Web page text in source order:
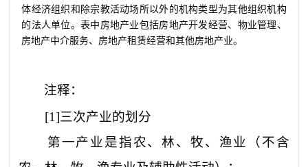
体经济组织和除宗教活动场所以外的机构类型为其他组织机构
的法人单位。表中房地产业包括房地产开发经营、物业管理、
房地产中介服务、房地产租赁经营和其他房地产业。
注释：
[1]三次产业的划分
第一产业是指农、林、牧、渔业（不含